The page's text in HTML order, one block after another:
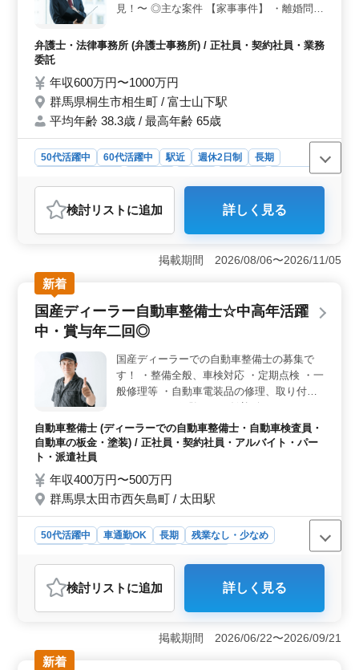
護士費用は事務所が負担します。サポート充実の職場で
長期的に働けます。
見！〜 ◎主な案件 【家事事件】 ・離婚問題
約 ・遺言書作成 ・相続 等 ーー備考ーー ・
おります♪
弁護士・法律事務所 (弁護士事務所) / 正社員・契約社員・業務
委託
年収600万円〜1000万円
群馬県桐生市相生町 / 富士山下駅
平均年齢 38.3歳 / 最高年齢 65歳
50代活躍中 60代活躍中 駅近 週休2日制
長期
業務委託
おすすめポイント
＜働きやすさ＞ この事務所は、富士山下駅からすぐの
駅チカで通勤が便利です。残業が少なく、週休2日制で土
日祝日が休み、夏季休業や年末年始の休暇も充実してい
ます。ワークライフバランスを保ちながら働けま
す。 ＜多様な案件＞ 離婚問題や不倫慰謝料、成年
後見制度、任意後見契約、遺言書作成、相続など、多岐
にわたる家事事件を扱います。幅広い分野で、その経験
では個人受任が可能です。交通費も実費支給されるほ
か、福利厚生面も充実しております。
検討リスト に追加 詳しく見る
掲載期間 2026/08/06〜2026/11/05
新着
国産ディーラー自動車整備士☆中高年活躍
中・賞与年二回◎
国産ディーラーでの自動車整備士の募集で
す！ ・整備全般、車検対応 ・定期点検 ・一
般修理等 ・自動車電装品の修理、取り付け
ベテランシニア層も活躍してます！ ＊シニ
ア層歓迎（50代の技術者活躍中） ＊賞与年
自動車整備士 (ディーラーでの自動車整備士・自動車検査員・
自動車の板金・塗装) / 正社員・契約社員・アルバイト・パー
ト・派遣社員
年収400万円〜500万円
群馬県太田市西矢島町 / 太田駅
50代活躍中 車通勤OK 長期
残業なし・少なめ
自動車整備士
おすすめポイント
＜キャリアパスの多様性と成長の可能性＞ 国産ディー
ラーでの経験は、自動車整備士としてのキャリアパスを
多様化させます。定期点検や一般修理、自動車電装品の
修理や取り付けなど、幅広い業務を通じて技術力を高め
検討リスト に追加 詳しく見る
掲載期間 2026/06/22〜2026/09/21
新着